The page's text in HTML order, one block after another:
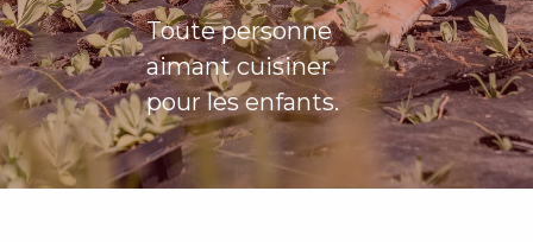
Toute personne
aimant cuisiner
pour les enfants.